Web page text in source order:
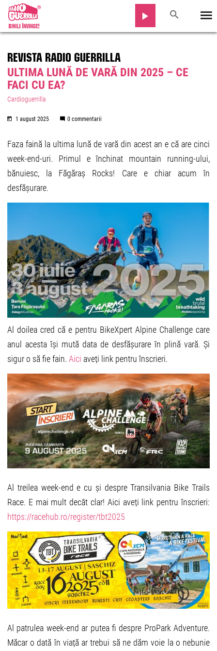
REVISTA RADIO GUERRILLA
ULTIMA LUNĂ DE VARĂ DIN 2025 – CE
FACI CU EA?
Cardioguerrilla
1 august 2025 0 commentarii
Faza faină la ultima lună de vară din acest an e că are cinci
week-end-uri. Primul e închinat mountain running-ului,
bănuiesc, la Făgăraș Rocks! Care e chiar acum în
desfășurare.
Al doilea cred că e pentru BikeXpert Alpine Challenge care
anul acesta își mută data de desfășurare în plină vară. Și
sigur o să fie fain. Aici aveți link pentru înscrieri.
Al treilea week-end e cu și despre Transilvania Bike Trails
Race. E mai mult decât clar! Aici aveți link pentru înscrieri:
https://racehub.ro/register/tbt2025
Al patrulea week-end ar putea fi despre ProPark Adventure.
Măcar o dată în viață ar trebui să ne dăm voie la o nebunie